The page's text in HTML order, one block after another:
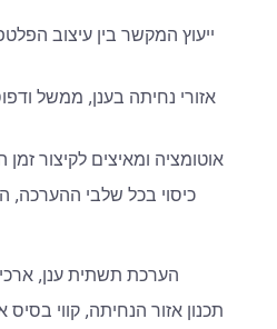
ייעוץ המקשר בין עיצוב
אזורי נחיתה בענן, ממשל
אוטומציה ומאיצים לקיצור
כיסוי בכל שלבי ההערכה,
הערכת תשתית ענן,
תכנון אזור הנחיתה, קווי בסיס